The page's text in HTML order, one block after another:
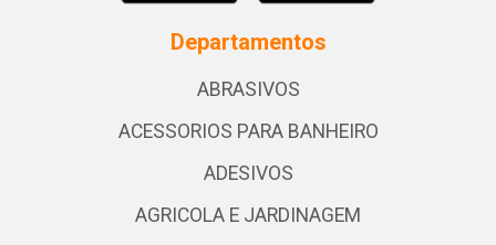
Departamentos
ABRASIVOS
ACESSORIOS PARA BANHEIRO
ADESIVOS
AGRICOLA E JARDINAGEM